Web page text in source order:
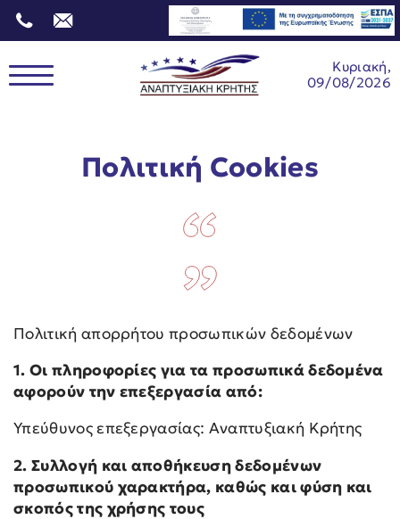
Κυριακή,
09/08/2026
Πολιτική Cookies
Πολιτική απορρήτου προσωπικών δεδομένων
1. Οι πληροφορίες για τα προσωπικά δεδομένα
αφορούν την επεξεργασία από:
Υπεύθυνος επεξεργασίας: Αναπτυξιακή Κρήτης
2. Συλλογή και αποθήκευση δεδομένων
προσωπικού χαρακτήρα, καθώς και φύση και
σκοπός της χρήσης τους